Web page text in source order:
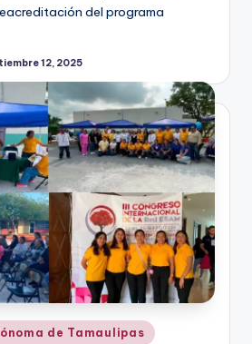
del programa
12, 2025
de Tamaulipas